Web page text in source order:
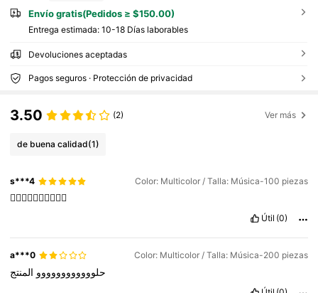
Envío gratis(Pedidos ≥ $150.00)
Entrega estimada: 10-18 Días laborables
Devoluciones aceptadas
Pagos seguros · Protección de privacidad
3.50 (2) Ver más
de buena calidad(1)
s***4 Color: Multicolor / Talla: Música-100 piezas
👍🏻👍🏻👍🏻👍🏻👍🏻
Útil (0)
a***0 Color: Multicolor / Talla: Música-200 piezas
حلوووووووووووو المنتج